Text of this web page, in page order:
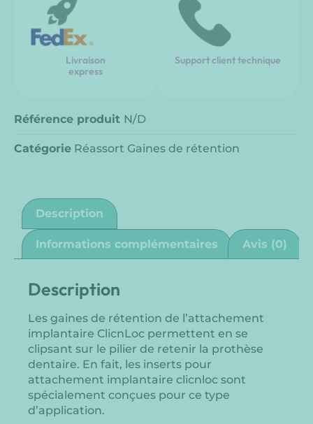
Livraison
express
Support client technique
Référence produit N/D
Catégorie Réassort Gaines de rétention
Description
Informations complémentaires Avis (0)
Description
Les gaines de rétention de l’attachement
implantaire ClicnLoc permettent en se
clipsant sur le pilier de retenir la prothèse
dentaire. En fait, les inserts pour
attachement implantaire clicnloc sont
spécialement conçues pour ce type
d’application.